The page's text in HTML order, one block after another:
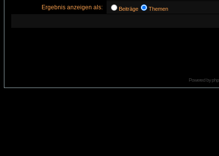
Ergebnis anzeigen als: Beiträge Themen
Powered by